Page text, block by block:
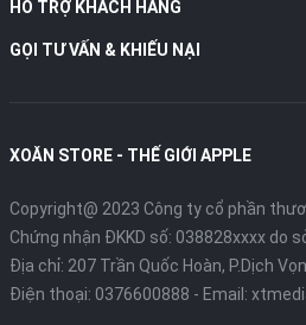
HỖ TRỢ KHÁCH HÀNG
GỌI TƯ VẤN & KHIẾU NẠI
XOĂN STORE - THẾ GIỚI APPLE
Copyright@ 2023 Công ty cổ phần
Chứng nhận ĐKKD số: 038828xxxx do
Địa chỉ: 207 Trần Quốc Hoàn, P.Dịch
Điện thoại: 0376600888 - Email: